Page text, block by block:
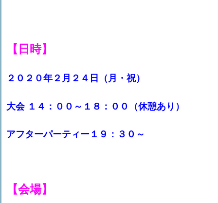
【日時】
２０２０年２月２４日（月・祝）
大会 １４：００～１８：００（休憩あり）
アフターパーティー１９：３０～
【会場】